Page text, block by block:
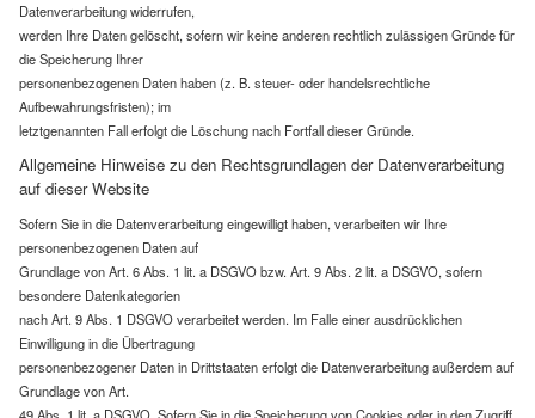
Datenverarbeitung widerrufen,
werden Ihre Daten gelöscht, sofern wir keine anderen rechtlich zulässigen Gründe für
die Speicherung Ihrer
personenbezogenen Daten haben (z. B. steuer- oder handelsrechtliche
Aufbewahrungsfristen); im
letztgenannten Fall erfolgt die Löschung nach Fortfall dieser Gründe.
Allgemeine Hinweise zu den Rechtsgrundlagen der Datenverarbeitung
auf dieserWebsite
Sofern Sie in die Datenverarbeitung eingewilligt haben, verarbeiten wir Ihre
personenbezogenen Daten auf
Grundlage von Art. 6 Abs. 1 lit. a DSGVO bzw. Art. 9 Abs. 2 lit. a DSGVO, sofern
besondere Datenkategorien
nach Art. 9 Abs. 1 DSGVO verarbeitet werden. Im Falle einer ausdrücklichen
Einwilligung in die Übertragung
personenbezogener Daten in Drittstaaten erfolgt die Datenverarbeitung außerdem auf
Grundlage von Art.